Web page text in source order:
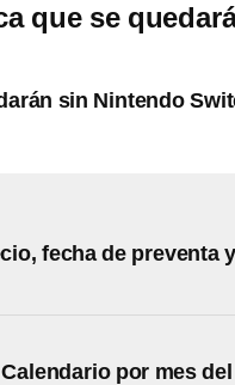
que se
sin Nintendo
fecha de preventa
por mes